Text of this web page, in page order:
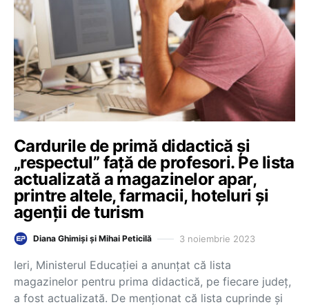
Cardurile de primă didactică și
„respectul” față de profesori. Pe lista
actualizată a magazinelor apar,
printre altele, farmacii, hoteluri și
agenții de turism
Diana Ghimiși și Mihai Peticilă 3 noiembrie 2023
Ieri, Ministerul Educației a anunțat că lista
magazinelor pentru prima didactică, pe fiecare județ,
a fost actualizată. De menționat că lista cuprinde și